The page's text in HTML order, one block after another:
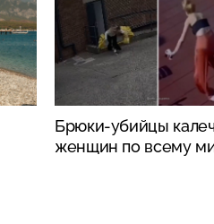
Брюки-убийцы
женщин по всему